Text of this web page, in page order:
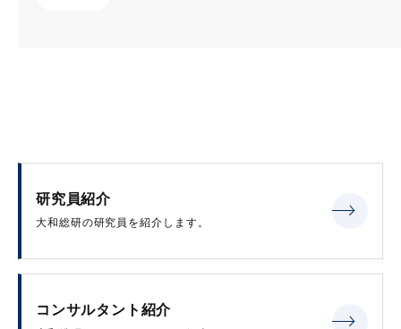
研究員紹介
大和総研の研究員を紹介します。
コンサルタント紹介